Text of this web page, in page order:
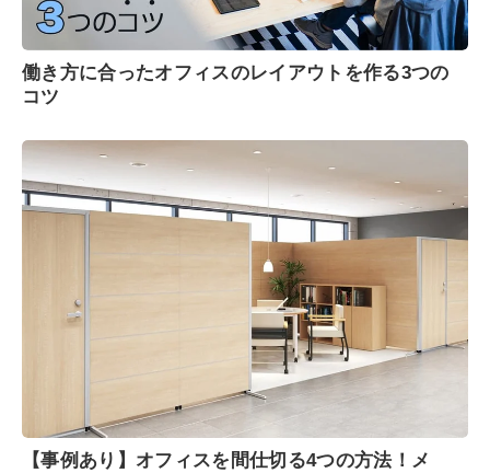
働き方に合ったオフィスのレイアウトを作る3つの
コツ
【事例あり】オフィスを間仕切る4つの方法！メ